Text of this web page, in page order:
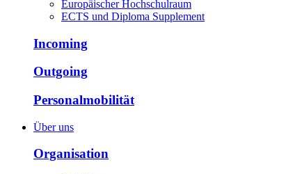
Europäischer Hochschulraum
ECTS und Diploma Supplement
Incoming
Outgoing
Personalmobilität
Über uns
Organisation